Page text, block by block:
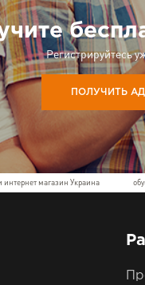
Регистрируйтесь
ПОЛУЧИТЬ
магазин Украина